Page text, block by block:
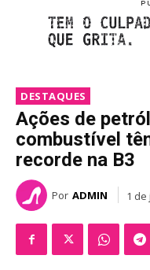
DESTAQUES
Ações de
combustível
recorde na B3
Por ADMIN 1 de